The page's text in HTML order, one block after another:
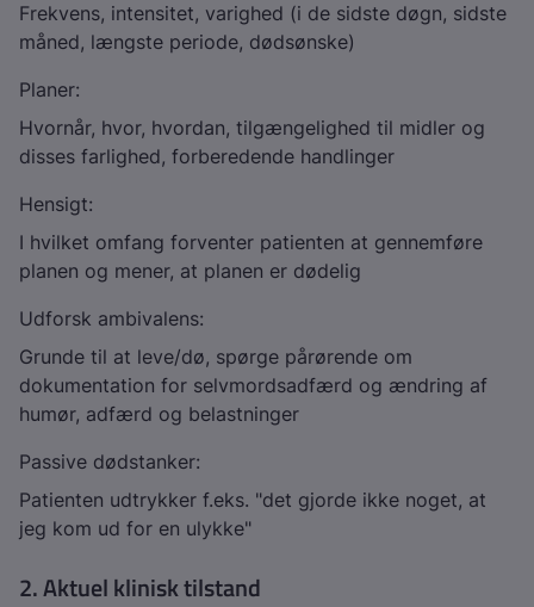
Frekvens, intensitet, varighed (i de sidste døgn, sidste
måned, længste periode, dødsønske)
Planer:
Hvornår, hvor, hvordan, tilgængelighed til midler og
disses farlighed, forberedende handlinger
Hensigt:
I hvilket omfang forventer patienten at gennemføre
planen og mener, at planen er dødelig
Udforsk ambivalens:
Grunde til at leve/dø, spørge pårørende om
dokumentation for selvmordsadfærd og ændring af
humør, adfærd og belastninger
Passive dødstanker:
Patienten udtrykker f.eks. "det gjorde ikke noget, at
jeg kom ud for en ulykke"
2. Aktuel klinisk tilstand